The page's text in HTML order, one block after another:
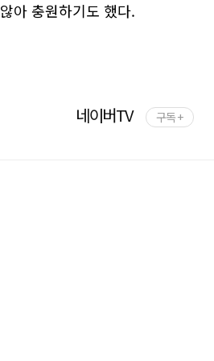
않아 충원하기도 했다.
네이버TV 구독 +